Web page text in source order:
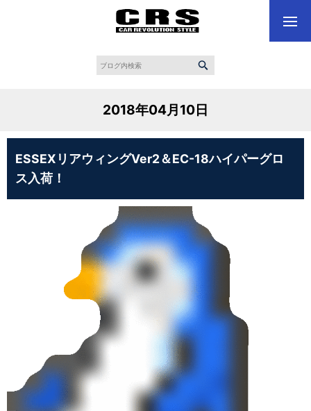
2018年04月10日
ESSEXリアウィングVer2＆EC-18ハイパーグロ
ス入荷！